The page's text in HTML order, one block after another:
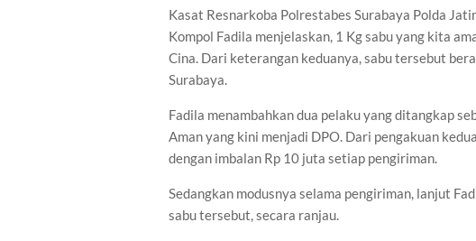
Kasat Resnarkoba Polrestabes Surabaya Polda
Kompol Fadila menjelaskan, 1 Kg sabu yang kita
Cina. Dari keterangan keduanya, sabu tersebut
Surabaya.
Fadila menambahkan dua pelaku yang ditangkap
Aman yang kini menjadi DPO. Dari pengakuan
dengan imbalan Rp 10 juta setiap pengiriman.
Sedangkan modusnya selama pengiriman, lanjut
sabu tersebut, secara ranjau.